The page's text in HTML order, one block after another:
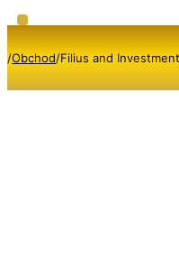
/Obchod/Filius and